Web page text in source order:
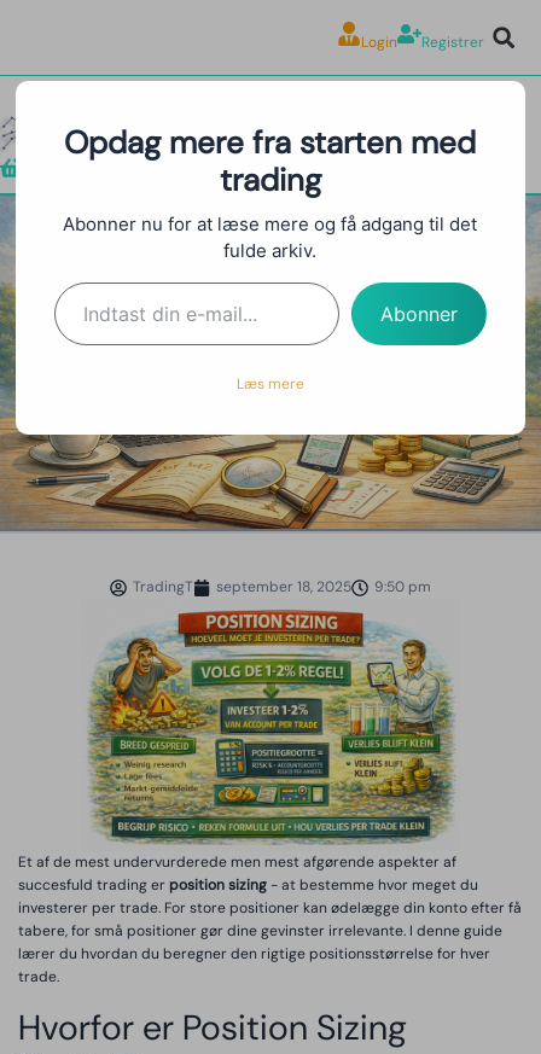
Login Registrer
Positionsstørrelse: Hvor
Meget Skal Du Investere Per
Handel?
TradingT september 18, 2025 9:50 pm
Et af de mest undervurderede men mest afgørende aspekter af
succesfuld trading erposition sizing - at bestemme hvor meget du
investerer per trade. For store positioner kan ødelægge din konto efter få
tabere, for små positioner gør dine gevinster irrelevante. I denne guide
lærer du hvordan du beregner den rigtige positionsstørrelse for hver
trade.
Hvorfor er Position Sizing
Opdag mere fra starten med
trading
Abonner nu for at læse mere og få adgang til det
fulde arkiv.
Abonner
Læs mere